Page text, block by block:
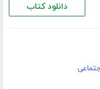
دانلود کتاب